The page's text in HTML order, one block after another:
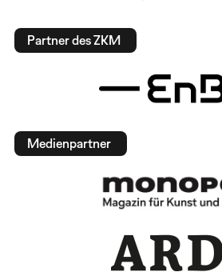
Partner des ZKM
Medienpartner